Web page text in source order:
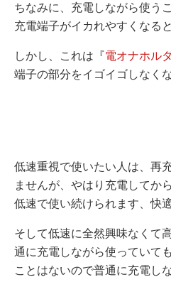
ちなみに、充電しながら使う
充電端子がイカれやすくなる
しかし、これは『電オナホル
端子の部分をイゴイゴしなく
低速重視で使いたい人は、再
ませんが、やはり充電してか
低速で使い続けられます、快適
そして低速に全然興味なくて
通に充電しながら使っていて
ことはないので普通に充電し